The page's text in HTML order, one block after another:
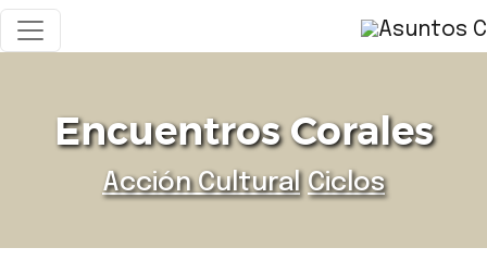
Encuentros Corales
Acción Cultural Ciclos